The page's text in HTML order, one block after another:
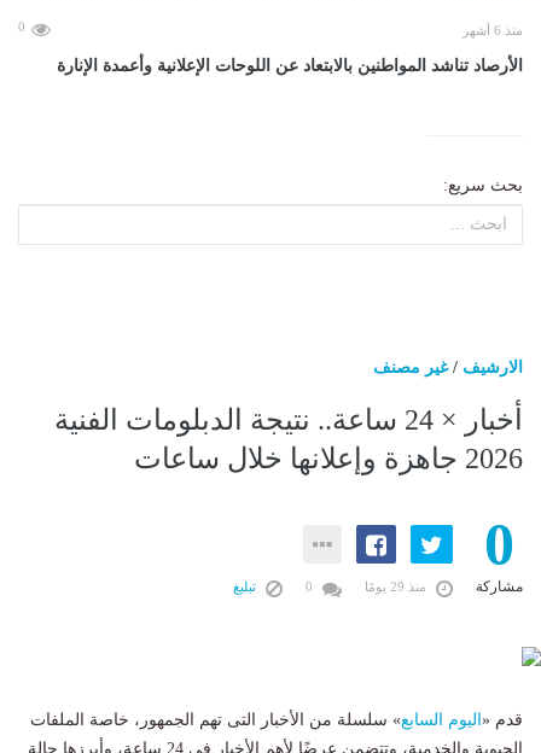
منذ 6 أشهر 0
الأرصاد تناشد المواطنين بالابتعاد عن اللوحات الإعلانية وأعمدة الإنارة
بحث سريع:
الارشيف /غير مصنف
أخبار × 24 ساعة.. نتيجة الدبلومات الفنية
2026 جاهزة وإعلانها خلال ساعات
0
مشاركة منذ 29 يومًا تبليغ
قدم « اليوم السابع
» سلس‎لة من الأخبار التى تهم الجمهور، خاصة الملفات
الحيوية والخدمية، وتتضمن عرضًا لأهم الأخبار فى 24 ساعة، وأبرزها حالة